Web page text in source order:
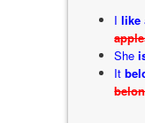
Ilike
She
It